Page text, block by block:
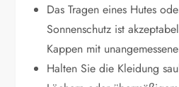
Das Tragen eines Hutes
Sonnenschutz ist
Kappen mit
Halten Sie die Kleidung